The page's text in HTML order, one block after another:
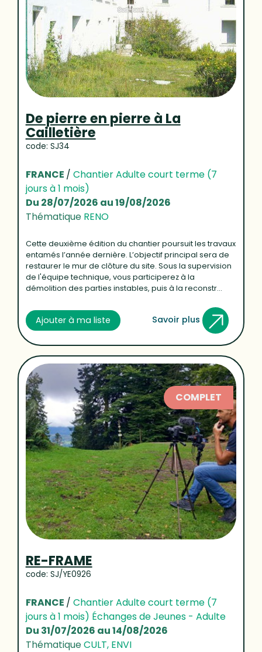
De pierre en pierre à La
Cailletière
code: SJ34
FRANCE / Chantier Adulte court terme (7
jours à 1 mois)
Du 28/07/2026 au 19/08/2026
Thématique RENO
Cette deuxième édition du chantier poursuit les travaux
entamés l’année dernière. L’objectif principal sera de
restaurer le mur de clôture du site. Sous la supervision
de l'équipe technique, vous participerez à la
démolition des parties instables, puis à la reconstr...
Ajouter à ma liste Savoir plus
COMPLET
RE-FRAME
code: SJ/YE0926
FRANCE / Chantier Adulte court terme (7
jours à 1 mois) Échanges de Jeunes - Adulte
Du 31/07/2026 au 14/08/2026
ThématiqueCULT, ENVI